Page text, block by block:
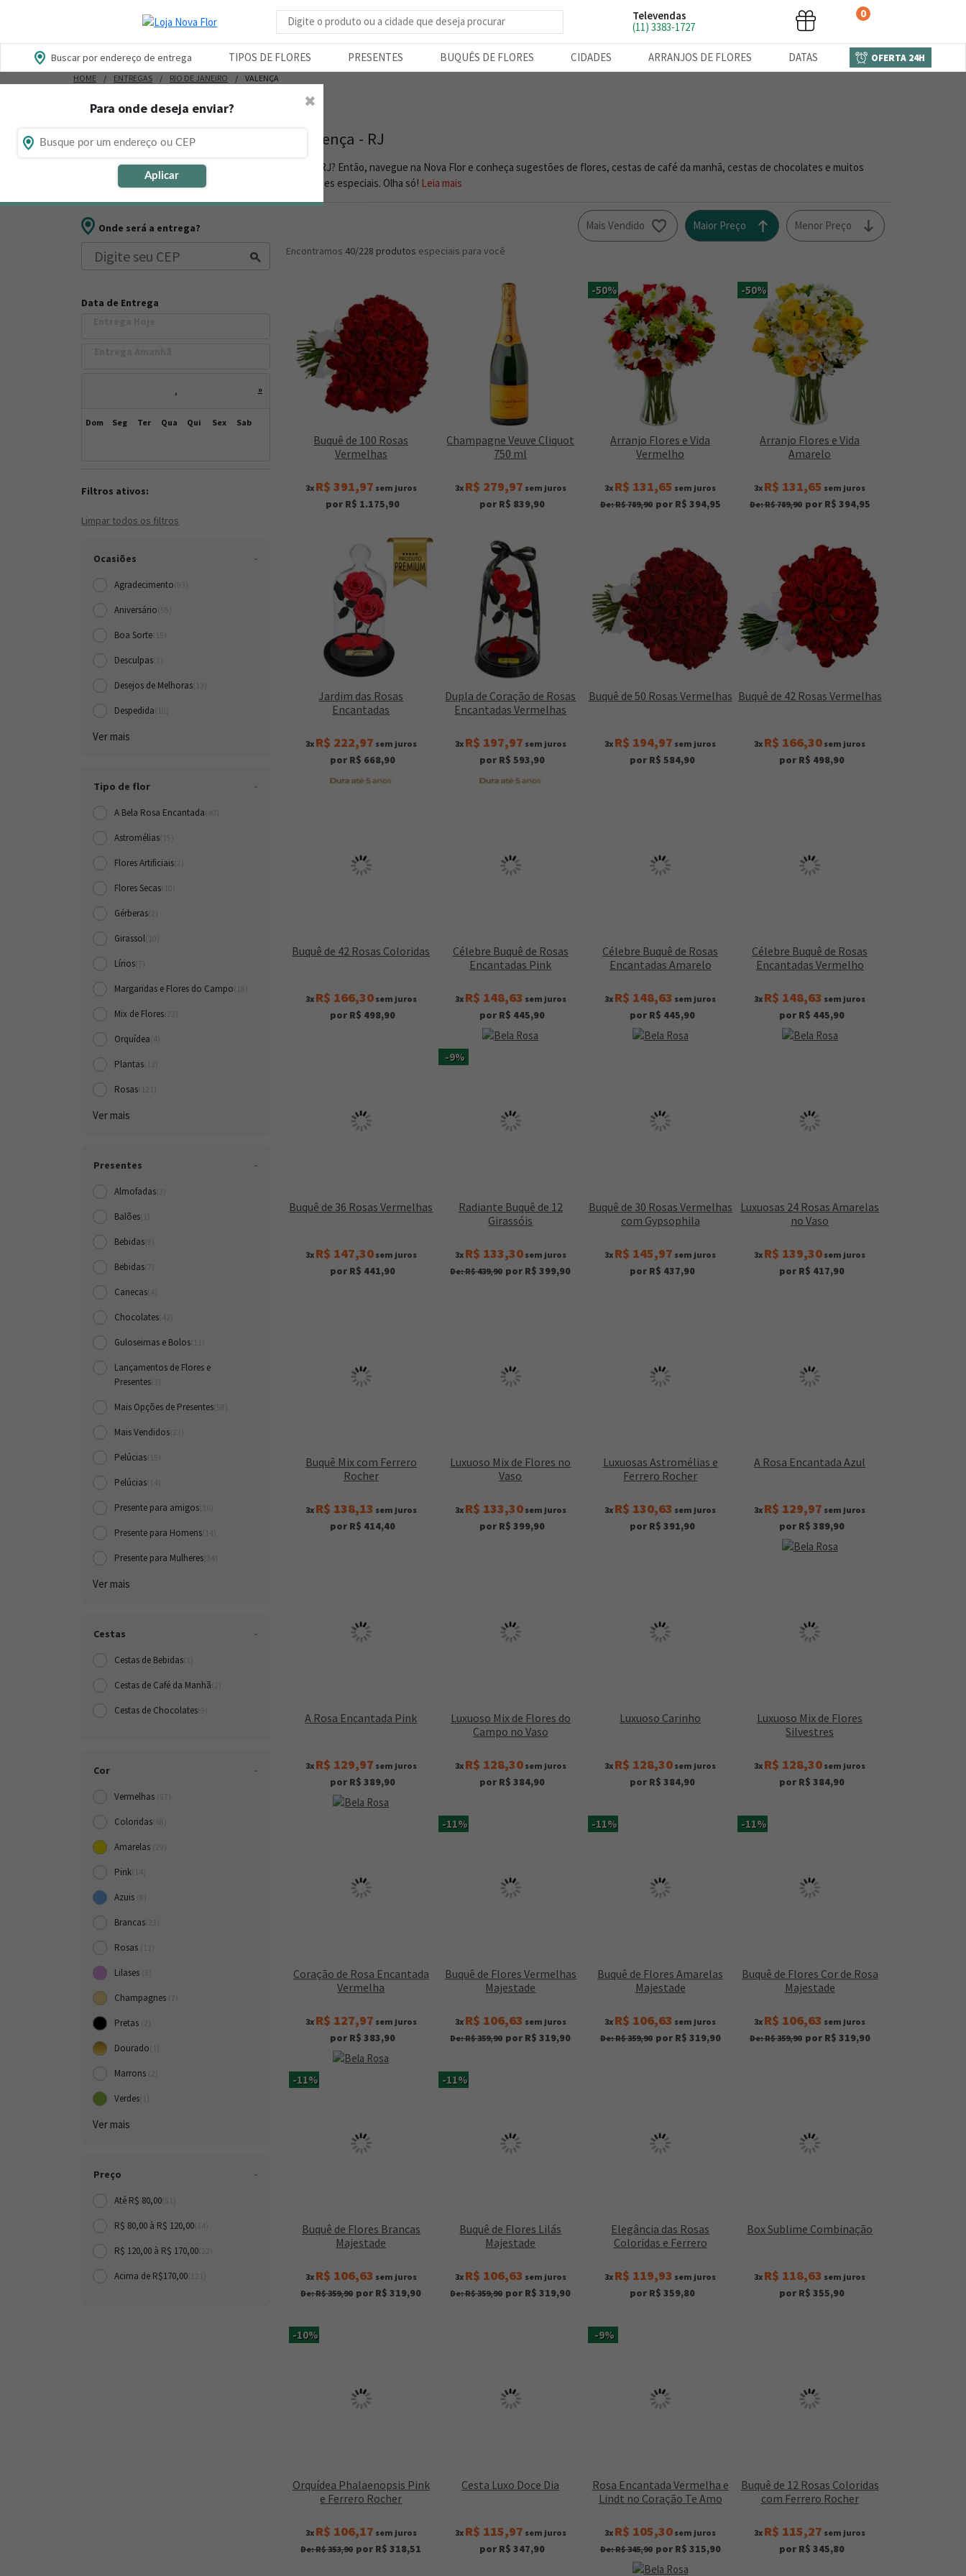
Busca de produtos
Televendas
(11) 3383-1727
0
Buscar por endereço de entrega TIPOS DE FLORES PRESENTES BUQUÊS DE FLORES CIDADES ARRANJOS DE FLORES DATAS OFERTA 24H
Para onde deseja enviar?
Aplicar
✖
HOME ENTREGAS RIO DE JANEIRO VALENÇA
Flores, Cestas e Presentes em Valença - RJ
Está procurando loja de presente online em Valença - RJ? Então, navegue na Nova Flor e conheça sugestões de flores, cestas de café da manhã, cestas de chocolates e muitos
outros presentes para datas comemorativas ou ocasiões especiais. Olha só! Leia mais
Onde será a entrega?
Data de Entrega
, »
Dom Seg Ter Qua Qui Sex Sab
Filtros ativos:
Limpar todos os filtros
Ocasiões
Agradecimento
Aniversário
Boa Sorte
Desculpas
Desejos de Melhoras
Despedida
Ver mais
Tipo de flor
A Bela Rosa Encantada
Astromélias
Flores Artificiais
Flores Secas
Gérberas
Girassol
Lírios
Margaridas e Flores do Campo
Mix de Flores
Orquídea
Plantas
Rosas
Ver mais
Presentes
Almofadas
Balões
Bebidas
Bebidas
Canecas
Chocolates
Guloseimas e Bolos
Lançamentos de Flores e
Presentes
Mais Opções de Presentes
Mais Vendidos
Pelúcias
Pelúcias
Presente para amigos
Presente para Homens
Presente para Mulheres
Ver mais
Cestas
Cestas de Bebidas
Cestas de Café da Manh
Cestas de Chocolates
Cor
Vermelhas
Coloridas
Amarelas
Pink
Azuis
Brancas
Rosas
Lilases
Champagnes
Pretas
Dourado
Marrons
Verdes
Ver mais
Preço
Até R$ 80,00
R$ 80,00 à R$ 120,00
R$ 120,00 à R$ 170,00
Acima de R$170,00
Menor Preço
Maior Preço
Mais Vendido
Encontramos 40/228 produtos especiais para você
Buquê de 100 Rosas
Vermelhas
3x R$ 391,97 sem juros
por R$ 1.175,90
Champagne Veuve Cliquot
750 ml
3x R$ 279,97 sem juros
por R$ 839,90
-50%
Arranjo Flores e Vida
Vermelho
3x R$ 131,65 sem juros
De: R$ 789,90 por R$ 394,95
-50%
Arranjo Flores e Vida
Amarelo
3x R$ 131,65 sem juros
De: R$ 789,90 por R$ 394,95
Jardim das Rosas
Encantadas
3x R$ 222,97 sem juros
por R$ 668,90
Dupla de Coração de Rosas
Encantadas Vermelhas
3x R$ 197,97 sem juros
por R$ 593,90
Buquê de 50 Rosas Vermelhas
3x R$ 194,97 sem juros
por R$ 584,90
Buquê de 42 Rosas Vermelhas
3x R$ 166,30 sem juros
por R$ 498,90
Buquê de 42 Rosas Coloridas
3x R$ 166,30sem juros
por R$ 498,90
Célebre Buquê de Rosas
Encantadas Pink
3x R$ 148,63 sem juros
por R$ 445,90
Célebre Buquê de Rosas
Encantadas Amarelo
3x R$ 148,63 sem juros
por R$ 445,90
Célebre Buquê de Rosas
Encantadas Vermelho
3x R$ 148,63 sem juros
por R$ 445,90
Buquê de 36 Rosas Vermelhas
3x R$ 147,30sem juros
por R$ 441,90
-9%
Radiante Buquê de 12
Girassóis
3x R$ 133,30sem juros
De: R$ 439,90 por R$ 399,90
Buquê de 30 Rosas Vermelhas
com Gypsophila
3x R$ 145,97 sem juros
por R$ 437,90
Luxuosas 24 Rosas Amarelas
no Vaso
3x R$ 139,30 sem juros
por R$ 417,90
Buquê Mix com Ferrero
Rocher
3x R$ 138,13 sem juros
por R$ 414,40
Luxuoso Mix de Flores no
Vaso
3x R$ 133,30sem juros
por R$ 399,90
Luxuosas Astromélias e
Ferrero Rocher
3x R$ 130,63 sem juros
por R$ 391,90
A Rosa Encantada Azul
3x R$ 129,97 sem juros
por R$ 389,90
A Rosa Encantada Pink
3x R$ 129,97 sem juros
por R$ 389,90
Luxuoso Mix de Flores do
Campo no Vaso
3x R$ 128,30sem juros
por R$ 384,90
Luxuoso Carinho
3x R$ 128,30 sem juros
por R$ 384,90
Luxuoso Mix de Flores
Silvestres
3x R$ 128,30 sem juros
por R$ 384,90
Coração de Rosa Encantada
Vermelha
3x R$ 127,97 sem juros
por R$ 383,90
-11%
Buquê de Flores Vermelhas
Majestade
3x R$ 106,63 sem juros
De: R$ 359,90 por R$ 319,90
-11%
Buquê de Flores Amarelas
Majestade
3x R$ 106,63 sem juros
De: R$ 359,90 por R$ 319,90
-11%
Buquê de Flores Cor de Rosa
Majestade
3x R$ 106,63 sem juros
De: R$ 359,90 por R$ 319,90
-11%
Buquê de Flores Brancas
Majestade
3x R$ 106,63 sem juros
De: R$ 359,90 por R$ 319,90
-11%
Buquê de Flores Lilás
Majestade
3x R$ 106,63 sem juros
De: R$ 359,90 por R$ 319,90
Elegância das Rosas
Coloridas e Ferrero
3x R$ 119,93 sem juros
por R$ 359,80
Box Sublime Combinação
3x R$ 118,63 sem juros
por R$ 355,90
-10%
Orquídea Phalaenopsis Pink
e Ferrero Rocher
3x R$ 106,17 sem juros
De: R$ 353,90 por R$ 318,51
Cesta Luxo Doce Dia
3x R$ 115,97 sem juros
por R$ 347,90
-9%
Rosa Encantada Vermelha e
Lindt no Coração Te Amo
3x R$ 105,30 sem juros
De: R$ 345,90 por R$ 315,90
Buquê de 12 Rosas Coloridas
com Ferrero Rocher
3x R$ 115,27 sem juros
por R$ 345,80